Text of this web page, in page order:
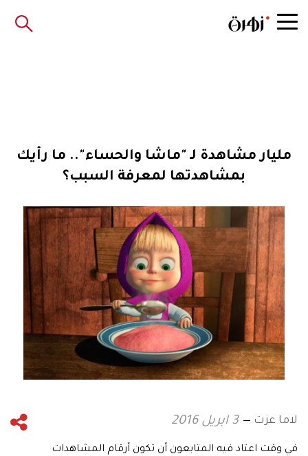
مليار مشاهدة لـ "ماشا والحساء".. ما رأيك
بمشاهدتها لمعرفة السبب؟
لاما عزت 3 ابريل 2016
في وقت اعتاد فيه المتابعون أن تكون أرقام المشاهدات